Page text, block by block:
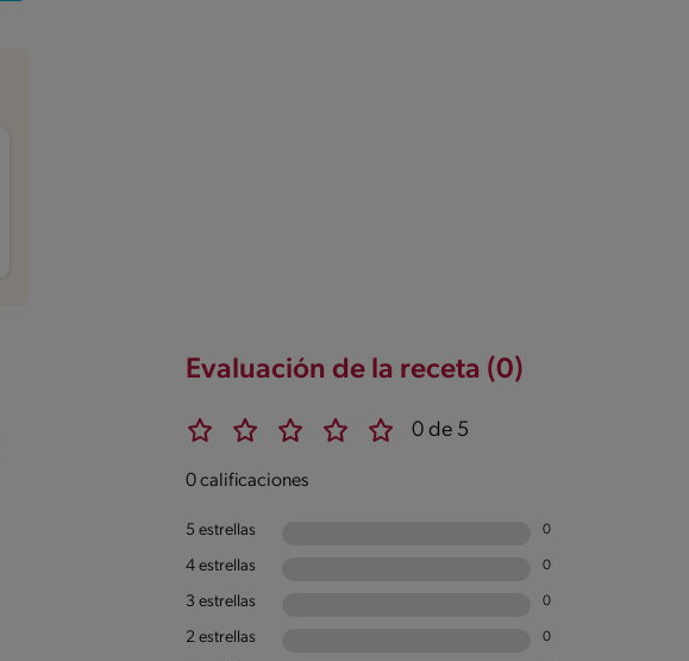
Evaluación de la receta (0)
0 de 5
0 calificaciones
5 estrellas 0
4 estrellas 0
3 estrellas 0
2 estrellas 0